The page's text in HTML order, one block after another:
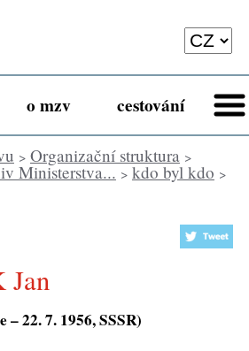
o mzv cestování
> Organizační struktura>
Ministerstva... > kdo byl kdo >
Jan
– 22. 7. 1956, SSSR)